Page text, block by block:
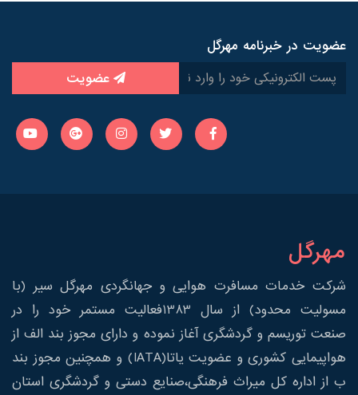
عضویت در خبرنامه مهرگل
عضویت
مهرگل
شرکت خدمات مسافرت هوایی و جهانگردی مهرگل سیر (با
مسولیت محدود) از سال 1383فعالیت مستمر خود را در
صنعت توریسم و گردشگری آغاز نموده و دارای مجوز بند الف از
هواپیمایی کشوری و عضویت یاتا(IATA) و همچنین مجوز بند
ب از اداره کل میراث فرهنگی،صنایع دستی و گردشگری استان